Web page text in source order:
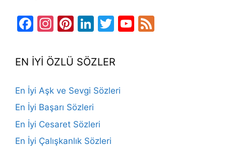
Facebook
Instagram
Pinterest
LinkedIn
TwitterYouTube
EN İYİ ÖZLÜ SÖZLER
En İyi Aşk ve Sevgi Sözleri
En İyi Başarı Sözleri
En İyi Cesaret Sözleri
En İyi Çalışkanlık Sözleri